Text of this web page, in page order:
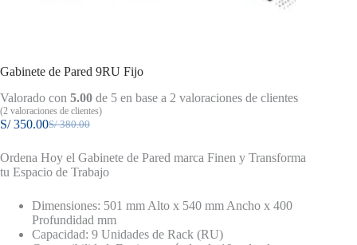
Gabinete de Pared 9RU Fijo
Valorado con 5.00 de 5 en base a 2 valoraciones de clientes
(2 valoraciones de clientes)
S/380.00
El
original
era:
S/350.00El
actual
es:
Ordena Hoy el Gabinete de Pared marca Finen y Transforma
tu Espacio de Trabajo
Dimensiones: 501 mm Alto x 540 mm Ancho x 400
Profundidad mm
Capacidad: 9 Unidades de Rack (RU)